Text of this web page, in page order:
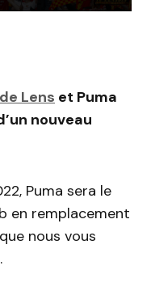
Lens et Puma
nouveau
Puma sera le
en remplacement
nous vous
.